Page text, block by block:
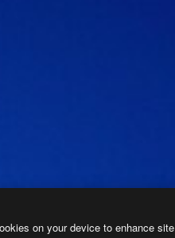
on your device to enhance site